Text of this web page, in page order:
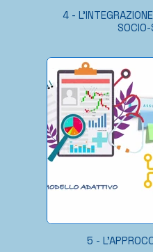
4 -
SOCIO-
5 -